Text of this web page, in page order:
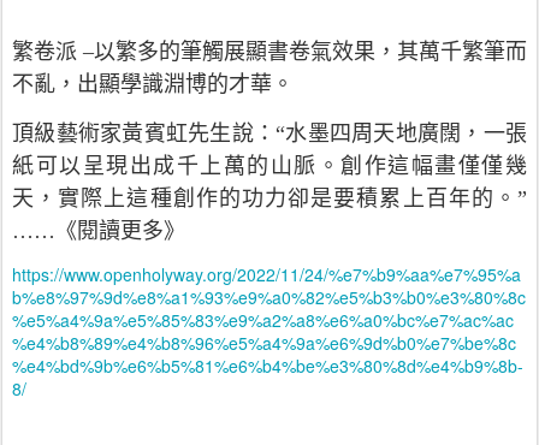
繁卷派 –以繁多的筆觸展顯書卷氣效果，其萬千繁筆而
不亂，出顯學識淵博的才華。
頂級藝術家黃賓虹先生說：“水墨四周天地廣闊，一張
紙可以呈現出成千上萬的山脈。創作這幅畫僅僅幾
天，實際上這種創作的功力卻是要積累上百年的。”
…… 《閱讀更多》
https://www.openholyway.org/2022/11/24/%e7%b9%aa%e7%95%a
b%e8%97%9d%e8%a1%93%e9%a0%82%e5%b3%b0%e3%80%8c
%e5%a4%9a%e5%85%83%e9%a2%a8%e6%a0%bc%e7%ac%ac
%e4%b8%89%e4%b8%96%e5%a4%9a%e6%9d%b0%e7%be%8c
%e4%bd%9b%e6%b5%81%e6%b4%be%e3%80%8d%e4%b9%8b-
8/